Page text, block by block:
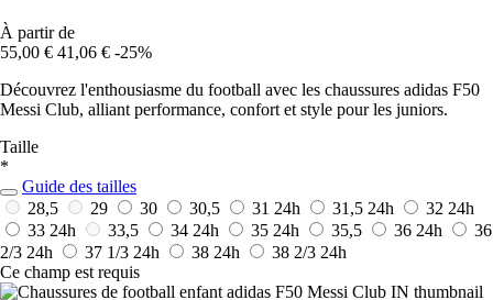
À partir de
55,00 € 41,06 € -25%
Découvrez l'enthousiasme du football avec les chaussures adidas F50
Messi Club, alliant performance, confort et style pour les juniors.
Taille
*
Guide des tailles
28,5
29 30 30,5 31 24h 31,5 24h 32 24h
33 24h 33,5 34 24h 35 24h 35,5 36 24h
36
2/3 24h 37 1/3 24h 38 24h 38 2/3 24h
Ce champ est requis